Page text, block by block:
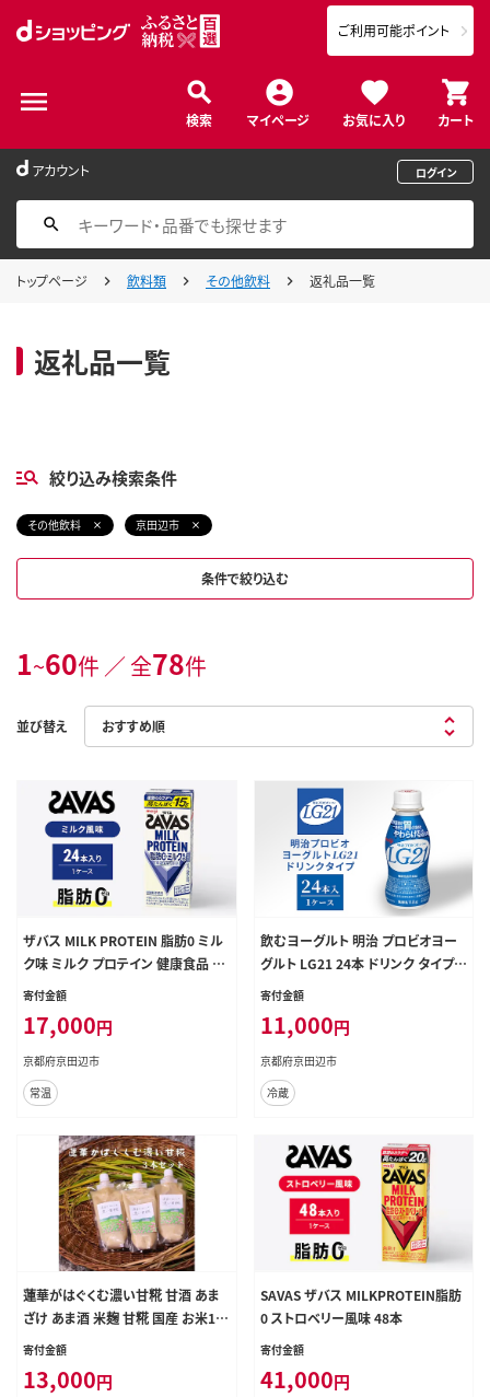
検索 マイページ お気に入り カート
ご利用可能ポイント
アカウント ログイン
トップページ 飲料類 その他飲料 返礼品一覧
返礼品一覧
絞り込み検索条件
その他飲料 京田辺市
条件で絞り込む
1~60件 ／ 全78件
並び替え
ザバス MILK PROTEIN 脂肪0 ミル
ク味 ミルク プロテイン 健康食品 飲
料 ドリンク ミルク SAVAS
寄付金額
17,000円
京都府京田辺市
常温
飲むヨーグルト 明治 プロビオヨー
グルト LG21 24本 ドリンク タイプ
乳酸菌 機能性表示食品 ドリンクヨ
ルト 飲み物 飲料 ジュース 健康食品
健康 ヨーグルト飲料 乳酸菌飲料 乳
飲料 冷蔵 冷蔵配送 京田辺市
寄付金額
11,000円
京都府京田辺市
冷蔵
蓮華がはぐくむ濃い甘糀 甘酒 あま
ざけ あま酒 米麹 甘糀 国産 お米10
0％ ノンアルコール 砂糖不使用 無
寄付金額
13,000円
SAVAS ザバス MILKPROTEIN脂肪
0 ストロベリー風味 48本
寄付金額
41,000円